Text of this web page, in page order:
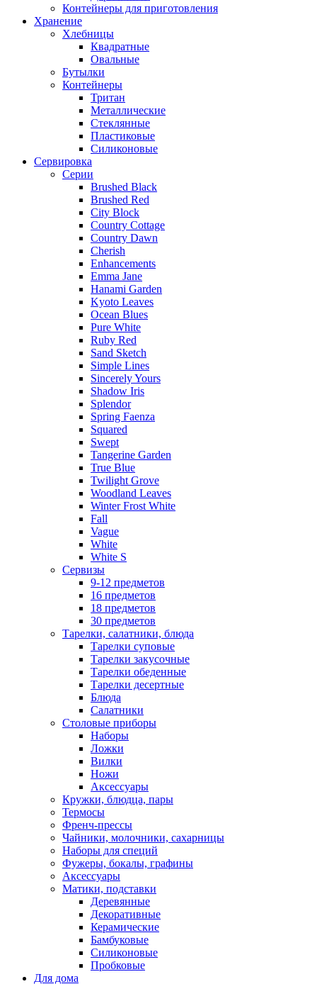
Контейнеры для приготовления
Хранение
Хлебницы
Квадратные
Овальные
Бутылки
Контейнеры
Тритан
Металлические
Стеклянные
Пластиковые
Силиконовые
Сервировка
Серии
Brushed Black
Brushed Red
City Block
Country Cottage
Country Dawn
Cherish
Enhancements
Emma Jane
Hanami Garden
Kyoto Leaves
Ocean Blues
Pure White
Ruby Red
Sand Sketch
Simple Lines
Sincerely Yours
Shadow Iris
Splendor
Spring Faenza
Squared
Swept
Tangerine Garden
True Blue
Twilight Grove
Woodland Leaves
Winter Frost White
Fall
Vague
White
White S
Сервизы
9-12 предметов
16 предметов
18 предметов
30 предметов
Тарелки, салатники, блюда
Тарелки суповые
Тарелки закусочные
Тарелки обеденные
Тарелки десертные
Блюда
Салатники
Столовые приборы
Наборы
Ложки
Вилки
Ножи
Аксессуары
Кружки, блюдца, пары
Термосы
Френч-прессы
Чайники, молочники, сахарницы
Наборы для специй
Фужеры, бокалы, графины
Аксессуары
Матики, подставки
Деревянные
Декоративные
Керамические
Бамбуковые
Силиконовые
Пробковые
Для дома